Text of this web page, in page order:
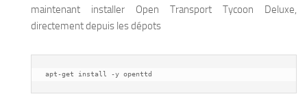
maintenant installer Open Transport Tycoon Deluxe,
directement depuis les dépots
apt-get install -y openttd